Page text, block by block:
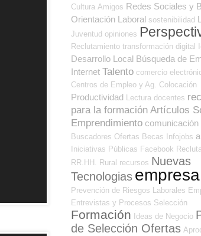
Cultura Amigos Redes Sociales y
Orientación Laboral sostenibilidad
Juventud opiniones
Reclutamiento transformación digital
Desarrollo Local Búsqueda de
Internet Talento comercio
Centros de Empleo y Ag. Colocación
Productividad Lectura docentes
para la formación Artículos
Emprendimiento comunicación
Buscadores Ofertas Becas Infojobs
Iniciativas Públicas Facebook
RR.HH.
Rural recursos Nuevas
Tecnologias empresa
Prevención de Riesgos Laborales
Entrevistas y Procesos Selección
Formación Ideas de Negocio
de Selección Ofertas